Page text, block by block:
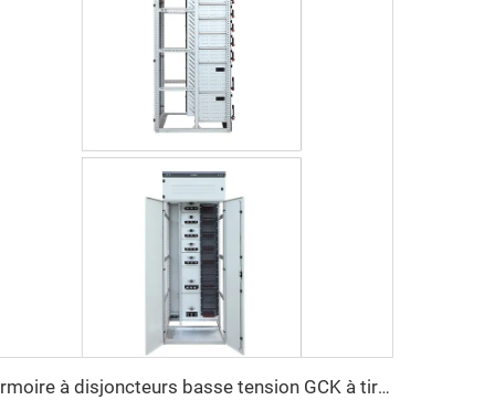
Armoire à disjoncteurs basse tension GCK à tiroirs